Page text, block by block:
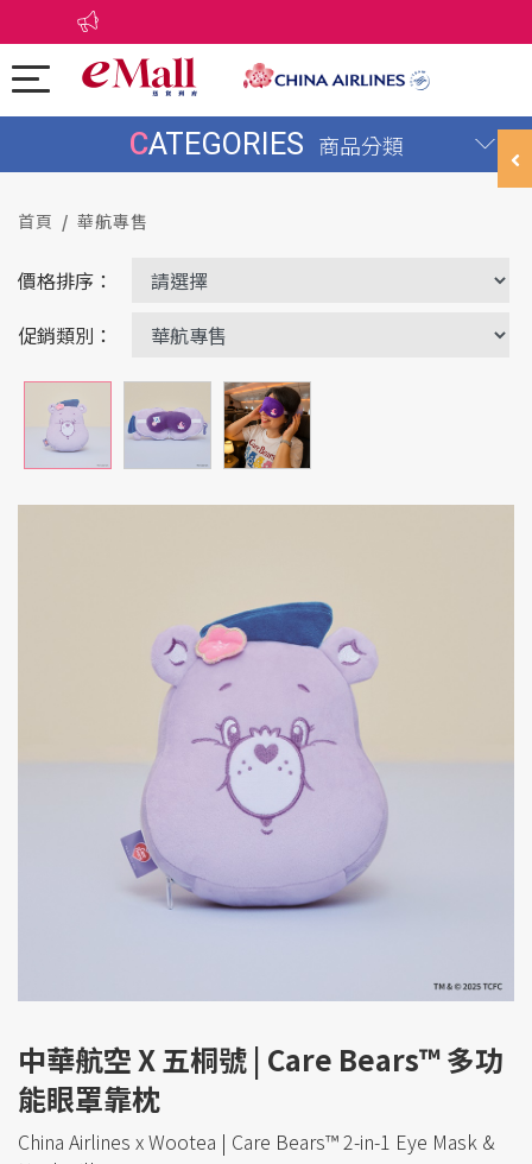
CATEGORIES 商品分類
首頁 華航專售
價格排序：
促銷類別：
中華航空 X 五桐號 | Care Bears™ 多功
能眼罩靠枕
China Airlines x Wootea | Care Bears™ 2-in-1 Eye Mask &